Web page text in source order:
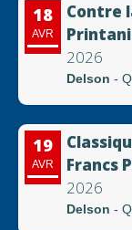
18
AVR
Contre
2026
Delson -
19
AVR
Francs
2026
Delson -